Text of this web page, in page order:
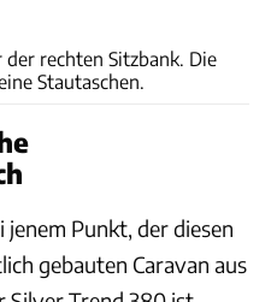
der rechten Sitzbank. Die
Stautaschen.
Punkt, der diesen
gebauten Caravan aus